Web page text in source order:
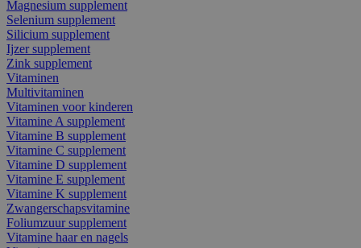
Magnesium supplement
Selenium supplement
Silicium supplement
Ijzer supplement
Zink supplement
Vitaminen
Multivitaminen
Vitaminen voor kinderen
Vitamine A supplement
Vitamine B supplement
Vitamine C supplement
Vitamine D supplement
Vitamine E supplement
Vitamine K supplement
Zwangerschapsvitamine
Foliumzuur supplement
Vitamine haar en nagels